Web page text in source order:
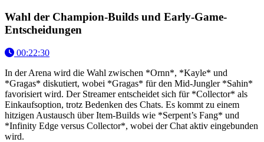
Wahl der Champion-Builds und Early-Game-
Entscheidungen
00:22:30
In der Arena wird die Wahl zwischen *Ornn*, *Kayle* und
*Gragas* diskutiert, wobei *Gragas* für den Mid-Jungler *Sahin*
favorisiert wird. Der Streamer entscheidet sich für *Collector* als
Einkaufsoption, trotz Bedenken des Chats. Es kommt zu einem
hitzigen Austausch über Item-Builds wie *Serpent’s Fang* und
*Infinity Edge versus Collector*, wobei der Chat aktiv eingebunden
wird.